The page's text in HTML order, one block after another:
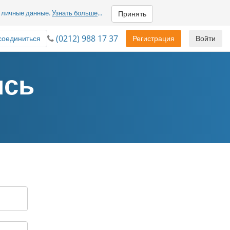
данные.Узнать больше... Принять
Войти
Регистрация
(0212) 988 17 37